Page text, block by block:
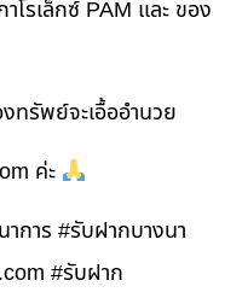
โรเล็กซ์ PAM และ ของ
ทรัพย์จะเอื้ออำนวย
ค่ะ
าร #รับฝากบางนา
#รับฝาก